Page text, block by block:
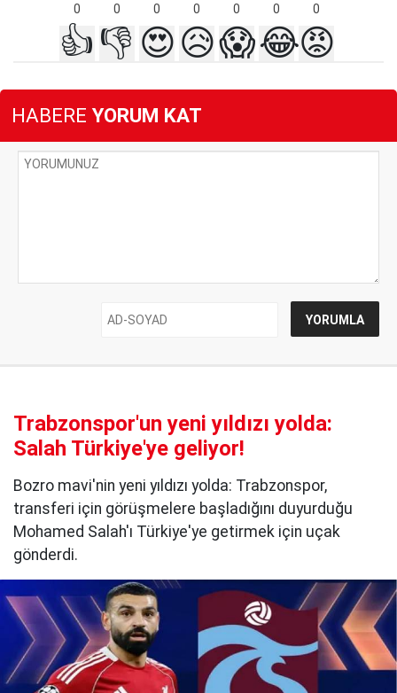
0 0 0 0 0 0 0
👍 👎 😍😥😱😂😡
HABERE YORUM KAT
Trabzonspor'un yeni yıldızı yolda:
Salah Türkiye'ye geliyor!
Bozro mavi'nin yeni yıldızı yolda: Trabzonspor,
transferi için görüşmelere başladığını duyurduğu
Mohamed Salah'ı Türkiye'ye getirmek için uçak
gönderdi.